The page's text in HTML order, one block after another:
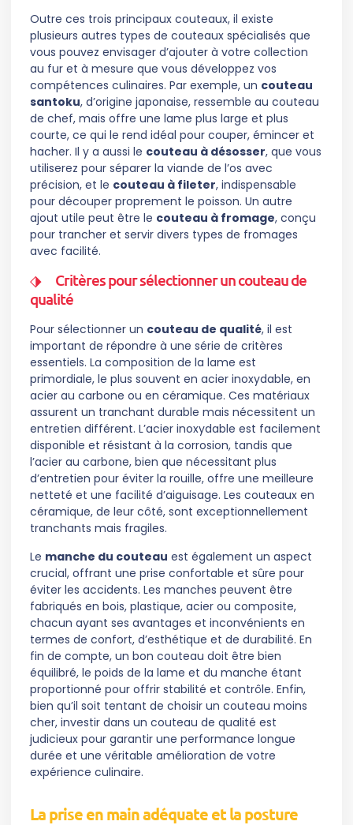
Outre ces trois principaux couteaux, il existe
plusieurs autres types de couteaux spécialisés que
vous pouvez envisager d’ajouter à votre collection
au fur et à mesure que vous développez vos
compétences culinaires. Par exemple, un couteau
santoku, d’origine japonaise, ressemble au couteau
de chef, mais offre une lame plus large et plus
courte, ce qui le rend idéal pour couper, émincer et
hacher. Il y a aussi le couteau à désosser, que vous
utiliserez pour séparer la viande de l’os avec
précision, et le couteau à fileter, indispensable
pour découper proprement le poisson. Un autre
ajout utile peut être le couteau à fromage, conçu
pour trancher et servir divers types de fromages
avec facilité.
Critères pour sélectionner un couteau de
qualité
Pour sélectionner un couteau de qualité, il est
important de répondre à une série de critères
essentiels. La composition de la lame est
primordiale, le plus souvent en acier inoxydable, en
acier au carbone ou en céramique. Ces matériaux
assurent un tranchant durable mais nécessitent un
entretien différent. L’acier inoxydable est facilement
disponible et résistant à la corrosion, tandis que
l’acier au carbone, bien que nécessitant plus
d’entretien pour éviter la rouille, offre une meilleure
netteté et une facilité d’aiguisage. Les couteaux en
céramique, de leur côté, sont exceptionnellement
tranchants mais fragiles.
Le manche du couteau est également un aspect
crucial, offrant une prise confortable et sûre pour
éviter les accidents. Les manches peuvent être
fabriqués en bois, plastique, acier ou composite,
chacun ayant ses avantages et inconvénients en
termes de confort, d’esthétique et de durabilité. En
fin de compte, un bon couteau doit être bien
équilibré, le poids de la lame et du manche étant
proportionné pour offrir stabilité et contrôle. Enfin,
bien qu’il soit tentant de choisir un couteau moins
cher, investir dans un couteau de qualité est
judicieux pour garantir une performance longue
durée et une véritable amélioration de votre
expérience culinaire.
La prise en main adéquate et la posture